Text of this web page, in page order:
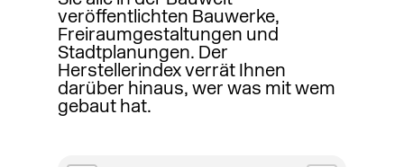
veröffentlichten Bauwerke,
Freiraumgestaltungen und
Stadtplanungen. Der
Herstellerindex verrät Ihnen
darüber hinaus, wer was mit wem
gebaut hat.